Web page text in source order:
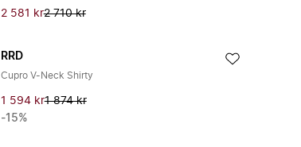
2 581 kr2 710 kr
RRD
Cupro V-Neck Shirty
1 594 kr1 874 kr
-15%